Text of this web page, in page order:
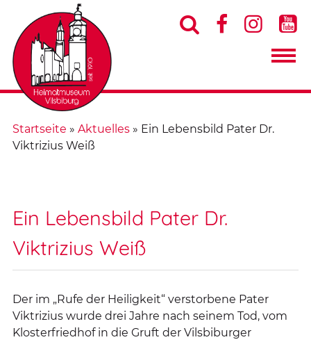
   
Startseite » Aktuelles» Ein Lebensbild Pater Dr.
Viktrizius Weiß
Ein Lebensbild Pater Dr.
Viktrizius Weiß
Der im „Rufe der Heiligkeit“ verstorbene Pater
Viktrizius wurde drei Jahre nach seinem Tod, vom
Klosterfriedhof in die Gruft der Vilsbiburger